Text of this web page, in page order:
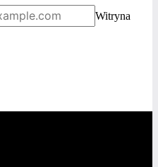
Witryna